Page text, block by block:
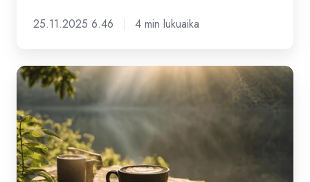
25.11.2025 6.46 4 min lukuaika
Uusi
NM
Matkailun
aamukahviseurakonsepti
herättää
kiinnostusta